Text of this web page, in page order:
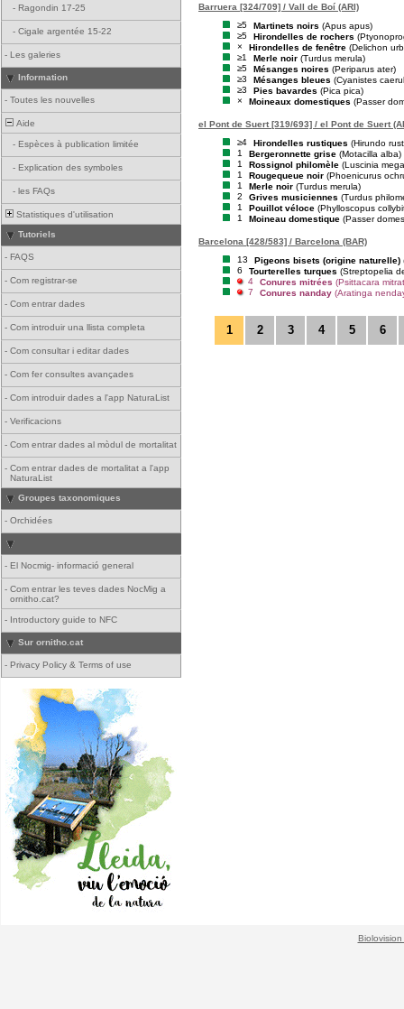
- Ragondin 17-25
- Cigale argentée 15-22
- Les galeries
Information
- Toutes les nouvelles
Aide
- Espèces à publication limitée
- Explication des symboles
- les FAQs
Statistiques d'utilisation
Tutoriels
- FAQS
- Com registrar-se
- Com entrar dades
- Com introduir una llista completa
- Com consultar i editar dades
- Com fer consultes avançades
- Com introduir dades a l'app NaturaList
- Verificacions
- Com entrar dades al mòdul de mortalitat
- Com entrar dades de mortalitat a l'app
NaturaList
Groupes taxonomiques
- Orchidées
- El Nocmig- informació general
- Com entrar les teves dades NocMig a
ornitho.cat?
- Introductory guide to NFC
Sur ornitho.cat
- Privacy Policy & Terms of use
Barruera [324/709] / Vall de Boí (ARI)
≥5
Martinets noirs (Apus apus)
≥5
Hirondelles de rochers
×
Hirondelles de fenêtre (Delichon
≥1
Merle noir (Turdus merula)
≥5
Mésanges noires (Periparus ater)
≥3
Mésanges bleues (Cyanistes
≥3
Pies bavardes (Pica pica)
×
Moineaux domestiques (Passer
el Pont de Suert [319/693] / el Pont de Suert
≥4
Hirondelles rustiques (Hirundo
1
Bergeronnette grise (Motacilla alba)
1
Rossignol philomèle (Luscinia
1
Rougequeue noir (Phoenicurus
1
Merle noir (Turdus merula)
2
Grives musiciennes (Turdus
1
Pouillot véloce (Phylloscopus
1
Moineau domestique (Passer
Barcelona [428/583] / Barcelona (BAR)
13
Pigeons bisets (origine naturelle)
6
Tourterelles turques (Streptopelia
4
Conures mitrées (Psittacara
7
Conures nanday (Aratinga
1 2 3 4 5 6
Biolovision